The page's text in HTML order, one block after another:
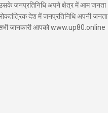
जनप्रतिनिधि अपने क्षेत्र में आम जनता
देश में जनप्रतिनिधि अपनी जनता
जानकारी आपको www.up80.online